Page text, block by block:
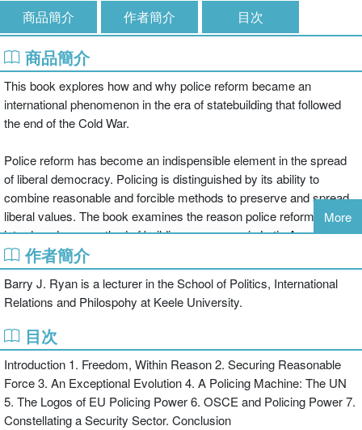
商品簡介 作者簡介 目次
商品簡介
This book explores how and why police reform became an
international phenomenon in the era of statebuilding that followed
the end of the Cold War.
Police reform has become an indispensible element in the spread
of liberal democracy. Policing is distinguished by its ability to
combine reasonable and forcible methods to preserve and spread
liberal values. The book examines the reason police reform was
introduced as a method of building consensus in Latin America and
the Balkans and documents the development of its use in Africa,
the Middle East and the Caucasus region. It illustrates how police
power binds the liberal value of freedom to the security needs of
post-conflict regions and discusses its force as a strategy to bring
law and order to a global security domain. Drawing on a multi-
disciplinary approach to the subject, the book delves deeply into
policing as a method to bring coherence to global security. It traces
the presence of coherent police strategies in contemporary
international relations through studies of the United Nations, the
European Union and the Organization for Security and Cooperation
More
作者簡介
Barry J. Ryan is a lecturer in the School of Politics, International
Relations and Philospohy at Keele University.
目次
Introduction 1. Freedom, Within Reason 2. Securing Reasonable
Force 3. An Exceptional Evolution 4. A Policing Machine: The UN
5. The Logos of EU Policing Power 6. OSCE and Policing Power 7.
Constellating a Security Sector. Conclusion